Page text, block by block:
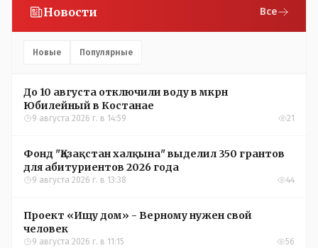
Новости Все
Новые Популярные
До 10 августа отключили воду в мкрн
Юбилейный в Костанае
9 августа 2026 г. в 14:59 21
Фонд "Қазақстан халқына" выделил 350 грантов
для абитуриентов 2026 года
9 августа 2026 г. в 13:38 44
Проект «Ищу дом» - Верному нужен свой
человек
9 августа 2026 г. в 11:15 56